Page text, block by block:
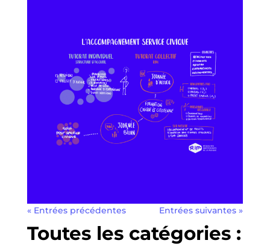
« Entrées précédentes Entrées suivantes »
Toutes les catégories :